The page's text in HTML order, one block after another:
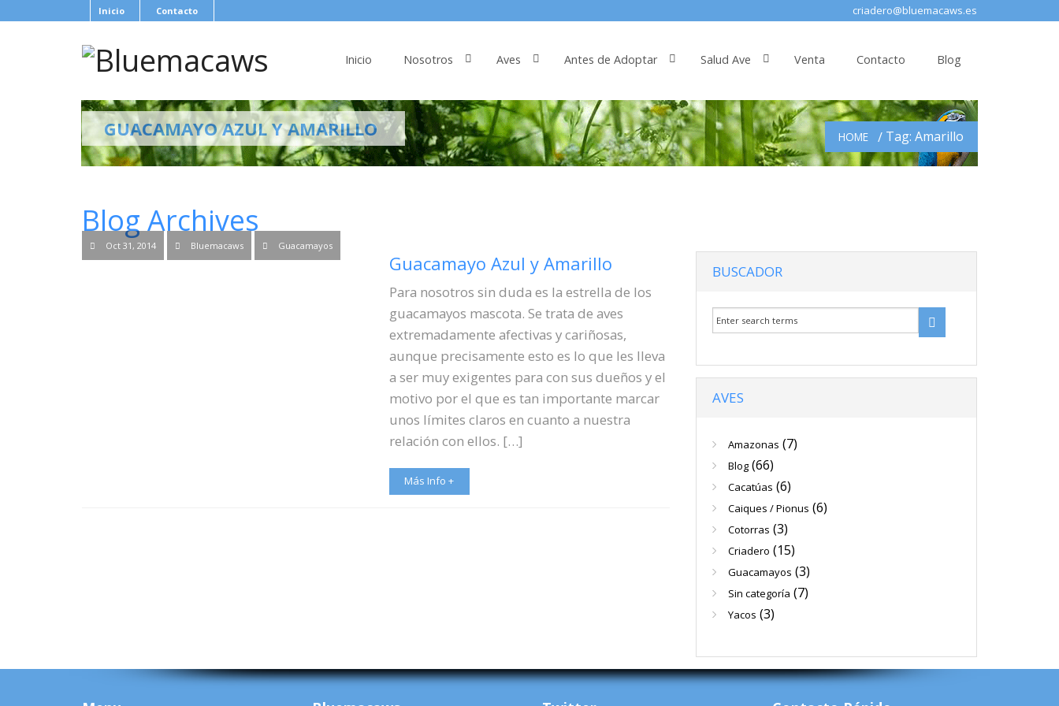
Inicio Contacto criadero@bluemacaws.es
Inicio Nosotros Aves Antes de Adoptar Salud Ave Venta Contacto Blog
GUACAMAYO AZUL Y AMARILLO HOME Tag: Amarillo
Blog Archives
Oct 31, 2014 Bluemacaws Guacamayos
Guacamayo Azul y Amarillo
Para nosotros sin duda es la estrella de los
guacamayos mascota. Se trata de aves
extremadamente afectivas y cariñosas,
aunque precisamente esto es lo que les lleva
a ser muy exigentes para con sus dueños y el
motivo por el que es tan importante marcar
unos límites claros en cuanto a nuestra
relación con ellos. […]
Más Info +
BUSCADOR
AVES
Amazonas (7)
Blog(66)
Cacatúas (6)
Caiques / Pionus (6)
Cotorras (3)
Criadero (15)
Guacamayos (3)
Sin categoría (7)
Yacos (3)